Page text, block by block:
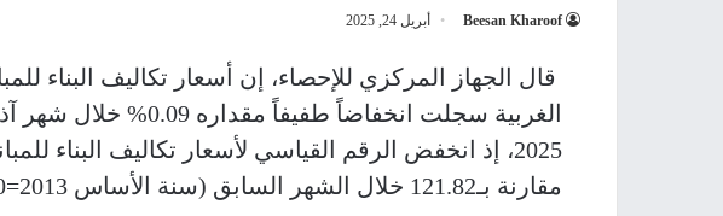
Beesan Kharoof أبريل 24, 2025
قال الجهاز المركزي للإحصاء، إن أسعار تكاليف البناء
مقارنة بـ121.82 خلال الشهر السابق (سنة الأساس 2013=100).